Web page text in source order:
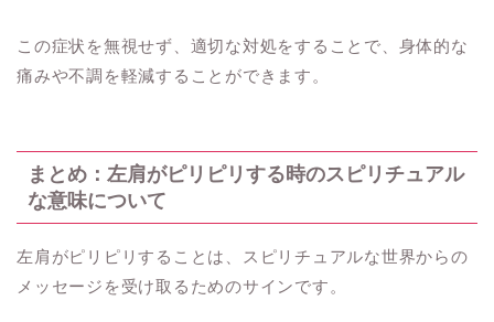
この症状を無視せず、適切な対処をすることで、身体的な
痛みや不調を軽減することができます。
まとめ：左肩がピリピリする時のスピリチュアル
な意味について
左肩がピリピリすることは、スピリチュアルな世界からの
メッセージを受け取るためのサインです。